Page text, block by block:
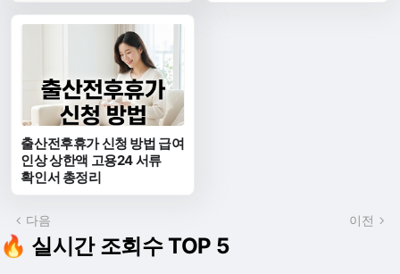
출산전후휴가 신청 방법 급여
인상 상한액 고용24 서류
확인서 총정리
다음 이전
🔥 실시간 조회수 TOP 5